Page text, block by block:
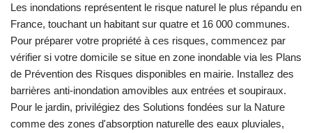
Les inondations représentent le risque naturel le plus répandu en
France, touchant un habitant sur quatre et 16 000 communes.
Pour préparer votre propriété à ces risques, commencez par
vérifier si votre domicile se situe en zone inondable via les Plans
de Prévention des Risques disponibles en mairie. Installez des
barrières anti-inondation amovibles aux entrées et soupiraux.
Pour le jardin, privilégiez des Solutions fondées sur la Nature
comme des zones d'absorption naturelle des eaux pluviales,